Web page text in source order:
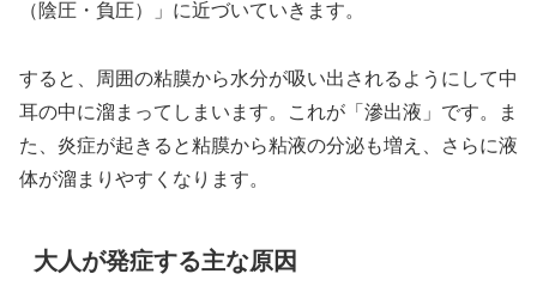
（陰圧・負圧）」に近づいていきます。
すると、周囲の粘膜から水分が吸い出されるようにして中
耳の中に溜まってしまいます。これが「滲出液」です。ま
た、炎症が起きると粘膜から粘液の分泌も増え、さらに液
体が溜まりやすくなります。
大人が発症する主な原因